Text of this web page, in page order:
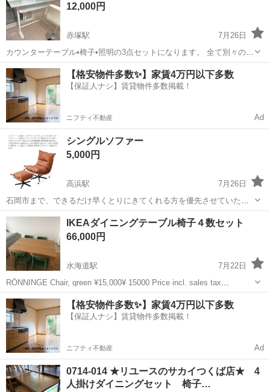
なじみ、サカイ引越セン...
12,000円
赤塚駅
7月26日
カウンターテーブル•椅子•照明の3点セットになります。 全て別々のブ
ランドになります。 実物見てから決めていただいても構いません！ 照
明(バーマン) ¥7920 テーブル ¥18600 椅子 ¥4480 コチラはRO...
茨城 水戸市 赤塚駅 ダイニングセット カウンター
【格安物件多数✨】家賃4万円以下多数
【保証人ナシ】賃貸物件多数掲載！
ニフティ不動産 Ad
シングルソファー
5,000円
高浜駅
7月26日
石岡市まで、できるだけ早くとりにきてくれる方を優先させていただ
きます。 よろしくおねがいします。 中身確認の為箱開封。未使用
茨城 石岡市 高浜駅 ダイニングセット
IKEAダイニングテーブル椅子４数セット
66,000円
水海道駅
7月22日
RÖNNINGE Chair, green ¥15,000¥ 15000 Price incl. sales tax
TONSTAD Extendable table https://www.ikea.com/jp/e...
茨城 常総市 水海道駅 ダイニングセット
【格安物件多数✨】家賃4万円以下多数
【保証人ナシ】賃貸物件多数掲載！
ニフティ不動産 Ad
0714-014 ★リユースのサカイつくば店★ 4
人掛けダイニングセット 椅子…